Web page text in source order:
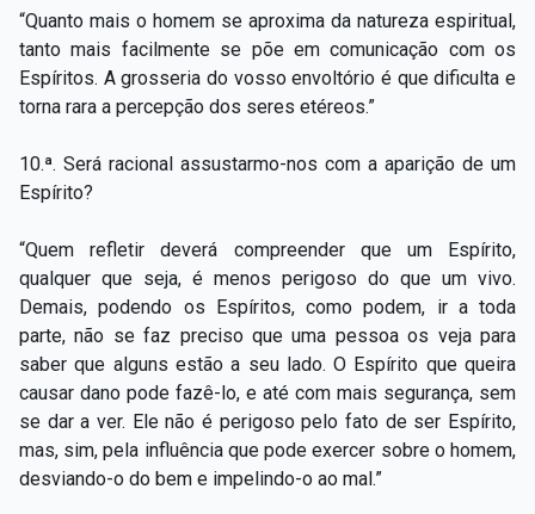
“Quanto mais o homem se aproxima da natureza espiritual,
tanto mais facilmente se põe em comunicação com os
Espíritos. A grosseria do vosso envoltório é que dificulta e
torna rara a percepção dos seres etéreos.”
10.ª. Será racional assustarmo-nos com a aparição de um
Espírito?
“Quem refletir deverá compreender que um Espírito,
qualquer que seja, é menos perigoso do que um vivo.
Demais, podendo os Espíritos, como podem, ir a toda
parte, não se faz preciso que uma pessoa os veja para
saber que alguns estão a seu lado. O Espírito que queira
causar dano pode fazê-lo, e até com mais segurança, sem
se dar a ver. Ele não é perigoso pelo fato de ser Espírito,
mas, sim, pela influência que pode exercer sobre o homem,
desviando-o do bem e impelindo-o ao mal.”